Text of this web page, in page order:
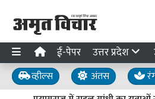
ई-पेपर उत्तर प्रदेश
व्हील्स अंतस